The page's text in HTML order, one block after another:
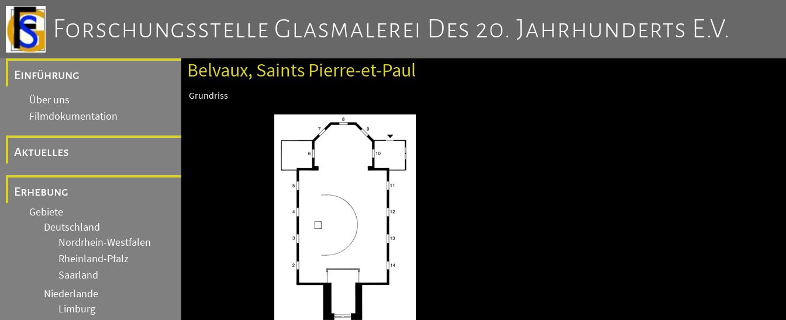
Forschungsstelle Glasmalerei Des 20. Jahrhunderts E.V.
Einführung
Über uns
Filmdokumentation
Aktuelles
Erhebung
Gebiete
Deutschland
Nordrhein-Westfalen
Rheinland-Pfalz
Saarland
Niederlande
Limburg
Belvaux, Saints Pierre-et-Paul
Grundriss